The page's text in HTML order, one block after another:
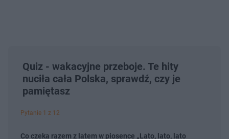
Quiz - wakacyjne przeboje. Te hity
nuciła cała Polska, sprawdź, czy je
pamiętasz
Pytanie 1 z 12
Co czeka razem z latem w piosence „Lato, lato, lato